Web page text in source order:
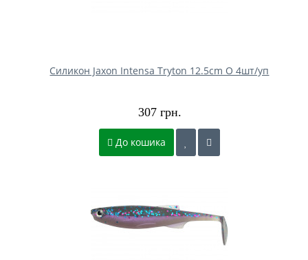
Силикон Jaxon Intensa Tryton 12.5cm O 4шт/уп
307 грн.
До кошика